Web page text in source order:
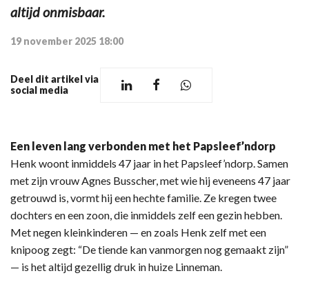
altijd onmisbaar.
19 november 2025 18:00
Deel dit artikel via
social media
Een leven lang verbonden met het Papsleef’ndorp
Henk woont inmiddels 47 jaar in het Papsleef’ndorp. Samen
met zijn vrouw Agnes Busscher, met wie hij eveneens 47 jaar
getrouwd is, vormt hij een hechte familie. Ze kregen twee
dochters en een zoon, die inmiddels zelf een gezin hebben.
Met negen kleinkinderen — en zoals Henk zelf met een
knipoog zegt: “De tiende kan vanmorgen nog gemaakt zijn”
— is het altijd gezellig druk in huize Linneman.